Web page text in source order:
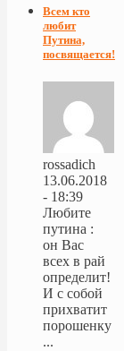
Всем кто
любит
Путина,
посвящается!
rossadich
13.06.2018
- 18:39
Любите
путина :
он Вас
всех в рай
определит!
И с собой
прихватит
порошенку
...